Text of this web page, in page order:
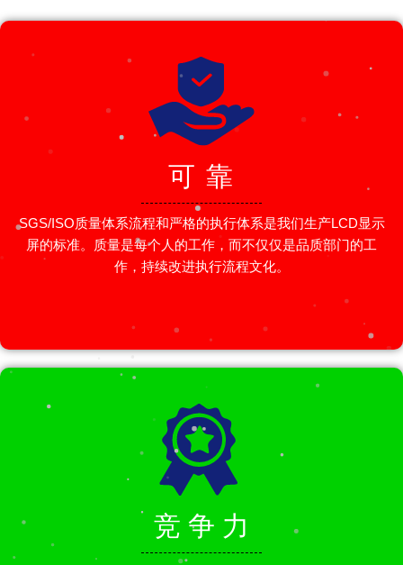
可 靠
SGS/ISO质量体系流程和严格的执行体系是我们生产LCD显示
屏的标准。质量是每个人的工作，而不仅仅是品质部门的工
作，持续改进执行流程文化。
竞 争 力